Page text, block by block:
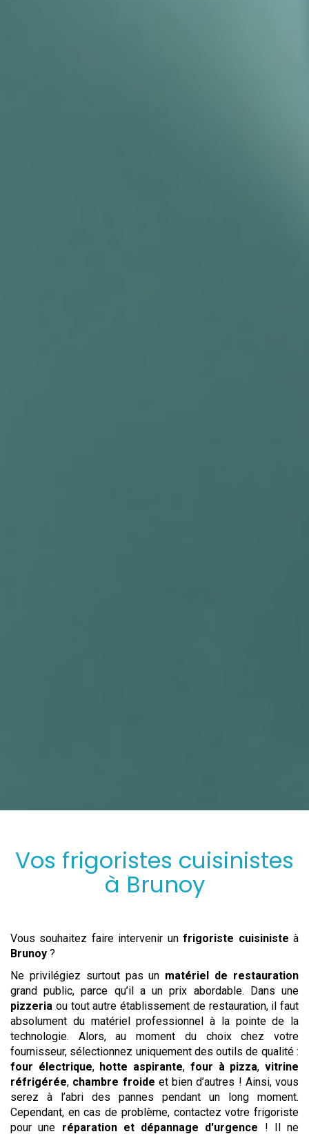
Vos frigoristes cuisinistes
à Brunoy
Vous souhaitez faire intervenir unfrigoriste cuisiniste à
Brunoy ?
Ne privilégiez surtout pas un matériel de restauration
grand public, parce qu’il a un prix abordable. Dans une
pizzeria ou tout autre établissement de restauration, il faut
absolument du matériel professionnel à la pointe de la
technologie. Alors, au moment du choix chez votre
fournisseur, sélectionnez uniquement des outils de qualité :
four électrique, hotte aspirante, four à pizza,vitrine
réfrigérée, chambre froide et bien d’autres ! Ainsi, vous
serez à l’abri des pannes pendant un long moment.
Cependant, en cas de problème, contactez votre frigoriste
pour une réparation et dépannage d'urgence ! Il ne